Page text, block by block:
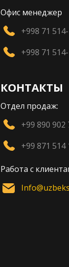
Офис менеджер
+998 71
+998 71
КОНТАКТЫ
Отдел продаж:
+99 890 902
+99 871 514
Работа с